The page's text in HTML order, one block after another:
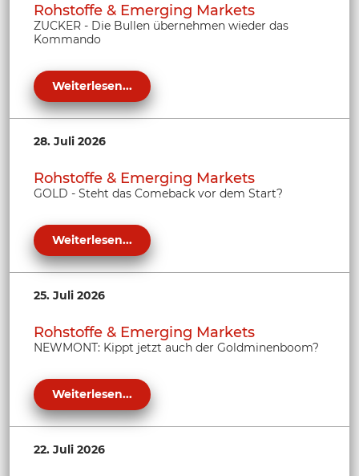
Rohstoffe & Emerging Markets
ZUCKER - Die Bullen übernehmen wieder das
Kommando
Weiterlesen...
28. Juli 2026
Rohstoffe & Emerging Markets
GOLD - Steht das Comeback vor dem Start?
Weiterlesen...
25. Juli 2026
Rohstoffe & Emerging Markets
NEWMONT: Kippt jetzt auch der Goldminenboom?
Weiterlesen...
22. Juli 2026